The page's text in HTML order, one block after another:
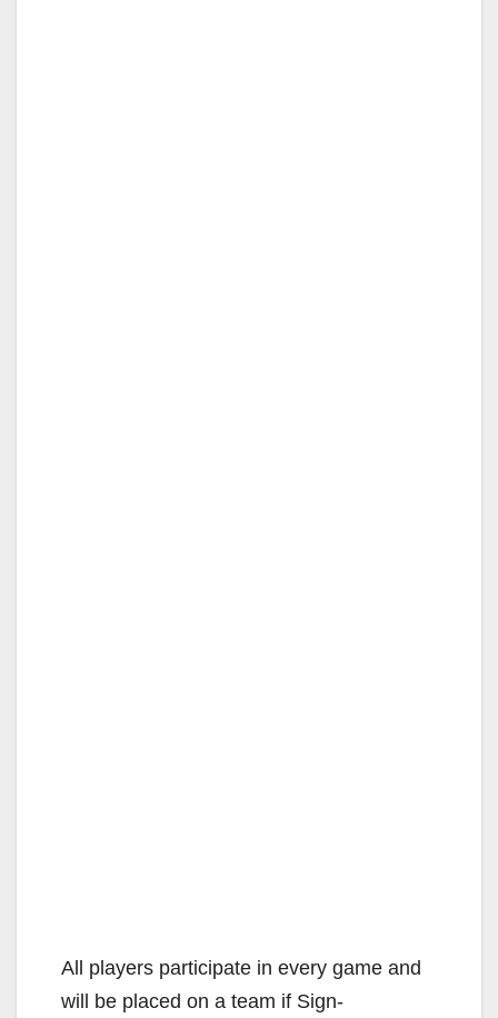
All players participate in every game and
will be placed on a team if Sign-